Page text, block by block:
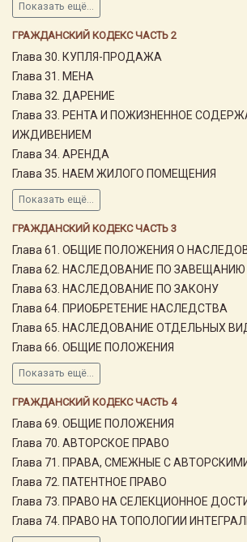
Показать ещё...
ГРАЖДАНСКИЙ КОДЕКС ЧАСТЬ 2
Глава 30. КУПЛЯ-ПРОДАЖА
Глава 31. МЕНА
Глава 32. ДАРЕНИЕ
Глава 33. РЕНТА И ПОЖИЗНЕННОЕ
ИЖДИВЕНИЕМ
Глава 34. АРЕНДА
Глава 35. НАЕМ ЖИЛОГО ПОМЕЩЕНИЯ
Показать ещё...
ГРАЖДАНСКИЙ КОДЕКС ЧАСТЬ 3
Глава 61. ОБЩИЕ ПОЛОЖЕНИЯ О
Глава 62. НАСЛЕДОВАНИЕ ПО ЗАВЕЩАНИЮ
Глава 63. НАСЛЕДОВАНИЕ ПО ЗАКОНУ
Глава 64. ПРИОБРЕТЕНИЕ НАСЛЕДСТВА
Глава 65. НАСЛЕДОВАНИЕ ОТДЕЛЬНЫХ
Глава 66. ОБЩИЕ ПОЛОЖЕНИЯ
Показать ещё...
ГРАЖДАНСКИЙ КОДЕКС ЧАСТЬ 4
Глава 69. ОБЩИЕ ПОЛОЖЕНИЯ
Глава 70. АВТОРСКОЕ ПРАВО
Глава 71. ПРАВА, СМЕЖНЫЕ С
Глава 72. ПАТЕНТНОЕ ПРАВО
Глава 73. ПРАВО НА СЕЛЕКЦИОННОЕ
Глава 74. ПРАВО НА ТОПОЛОГИИ